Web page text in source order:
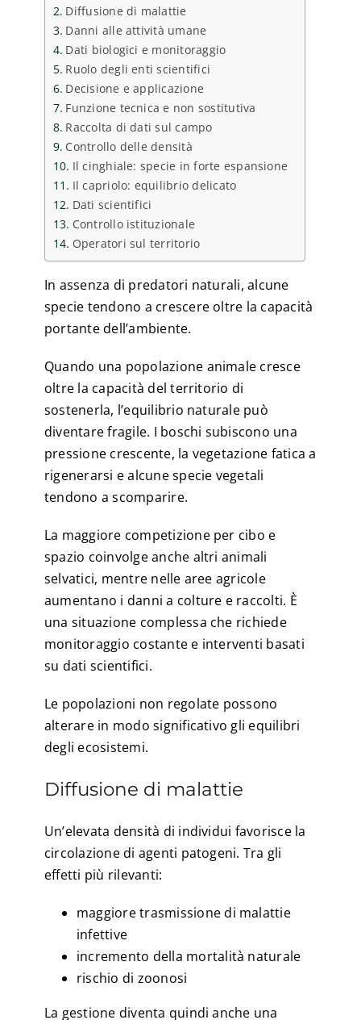
Diffusione di malattie
Danni alle attività umane
Dati biologici e monitoraggio
Ruolo degli enti scientifici
Decisione e applicazione
Funzione tecnica e non sostitutiva
Raccolta di dati sul campo
Controllo delle densità
Il cinghiale: specie in forte espansione
Il capriolo: equilibrio delicato
Dati scientifici
Controllo istituzionale
Operatori sul territorio
In assenza di predatori naturali, alcune
specie tendono a crescere oltre la capacità
portante dell’ambiente.
Quando una popolazione animale cresce
oltre la capacità del territorio di
sostenerla, l’equilibrio naturale può
diventare fragile. I boschi subiscono una
pressione crescente, la vegetazione fatica a
rigenerarsi e alcune specie vegetali
tendono a scomparire.
La maggiore competizione per cibo e
spazio coinvolge anche altri animali
selvatici, mentre nelle aree agricole
aumentano i danni a colture e raccolti. È
una situazione complessa che richiede
monitoraggio costante e interventi basati
su dati scientifici.
Le popolazioni non regolate possono
alterare in modo significativo gli equilibri
degli ecosistemi.
Diffusione di malattie
Un’elevata densità di individui favorisce la
circolazione di agenti patogeni. Tra gli
effetti più rilevanti:
maggiore trasmissione di malattie
infettive
incremento della mortalità naturale
rischio di zoonosi
La gestione diventa quindi anche una